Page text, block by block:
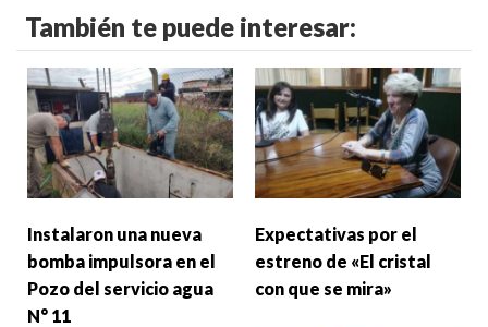
También te puede interesar:
Instalaron una nueva
bomba impulsora en el
Pozo del servicio agua
N° 11
Expectativas por el
estreno de «El cristal
con que se mira»